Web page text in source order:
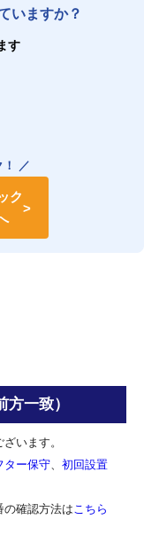
いますか？
す
！ ／
ク
一致）
います。
ター保守
初回設置
の確認方法は こちら